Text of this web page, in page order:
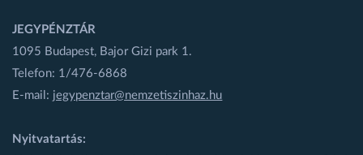
JEGYPÉNZTÁR
1095 Budapest, Bajor Gizi park 1.
Telefon: 1/476-6868
E-mail: jegypenztar@nemzetiszinhaz.hu
Nyitvatartás: